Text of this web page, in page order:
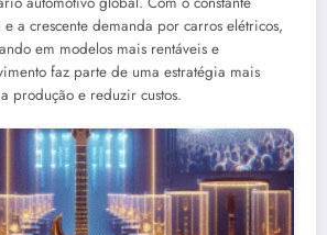
a crescente demanda por carros elétricos,
em modelos mais rentáveis e
faz parte de uma estratégia mais
produção e reduzir custos.